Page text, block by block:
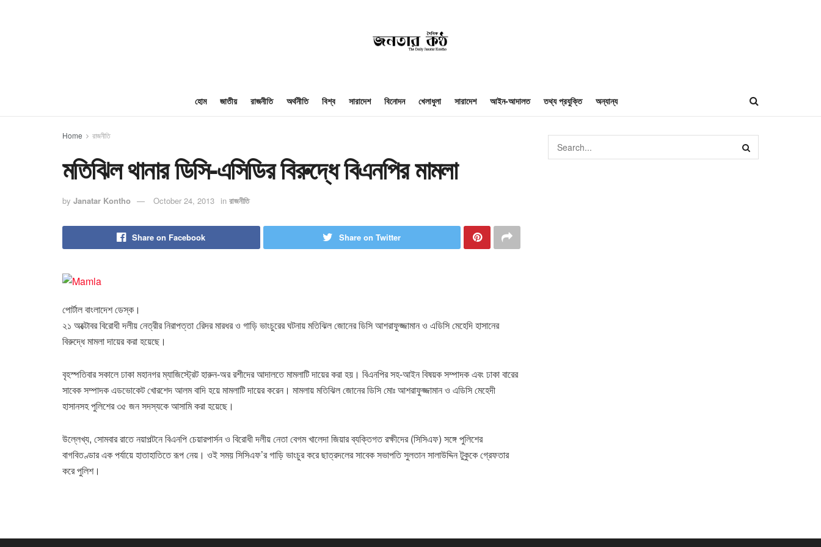
হোম জাতীয় রাজনীতি অর্থনীতি বিশ্ব সারাদেশ বিনোদন খেলাধুলা সারাদেশ আইন-আদালত তথ্য প্রযুক্তি অন্যান্য
Home রাজনীতি
মতিঝিল থানার ডিসি-এসিডির বিরুদ্ধে বিএনপির মামলা
by Janatar Kontho October 24, 2013 in রাজনীতি
Share on Facebook Share on Twitter
পোর্টাল বাংলাদেশ ডেস্ক।
২১ অক্টোবর বিরোধী দলীয় নেত্রীর নিরাপত্তা রেিদর মারধর ও গাড়ি ভাংচুরের ঘটনায় মতিঝিল জোনের ডিসি আশরাফুজ্জামান ও এডিসি মেহেদি হাসানের
বিরুদ্ধে মামলা দায়ের করা হয়েছে।
বৃহস্পতিবার সকালে ঢাকা মহানগর ম্যাজিস্ট্রেট হারুন-অর রশীদের আদালতে মামলাটি দায়ের করা হয়। বিএনপির সহ-আইন বিষয়ক সম্পাদক এবং ঢাকা বারের
সাবেক সম্পাদক এডভোকেট খোরশেদ আলম বাদি হয়ে মামলাটি দায়ের করেন। মামলায় মতিঝিল জোনের ডিসি মোঃ আশরাফুজ্জামান ও এডিসি মেহেদী
হাসানসহ পুলিশের ৩৫ জন সদস্যকে আসামি করা হয়েছে।
উল্লেখ্য, সোমবার রাতে নয়াপল্টনে বিএনপি চেয়ারপার্সন ও বিরোধী দলীয় নেতা বেগম খালেদা জিয়ার ব্যক্তিগত রক্ষীদের (সিসিএফ) সঙ্গে পুলিশের
বাগবিতণ্ডার এক পর্যায়ে হাতাহাতিতে রূপ নেয়। ওই সময় সিসিএফ’র গাড়ি ভাংচুর করে ছাত্রদলের সাবেক সভাপতি সুলতান সালাউদ্দিন টুকুকে গ্রেফতার
করে পুলিশ।